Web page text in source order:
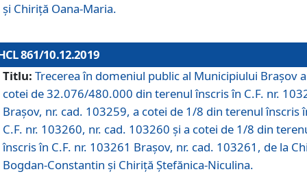
și Chiriță Oana-Maria.
861/10.12.2019
Titlu: Trecerea în domeniul public al Municipiului Braşov a
cotei de 32.076/480.000 din terenul înscris în C.F. nr.
Brașov, nr. cad. 103259, a cotei de 1/8 din terenul înscris
C.F. nr. 103260, nr. cad. 103260 și a cotei de 1/8 din
înscris în C.F. nr. 103261 Brașov, nr. cad. 103261, de la
Bogdan-Constantin și Chiriță Ștefănica-Niculina.